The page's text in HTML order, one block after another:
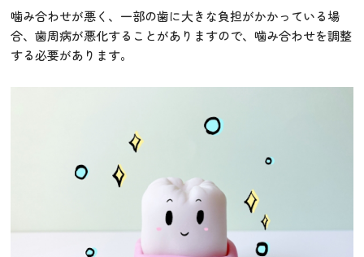
噛み合わせが悪く、一部の歯に大きな負担がかかっている場
合、歯周病が悪化することがありますので、噛み合わせを調整
する必要があります。